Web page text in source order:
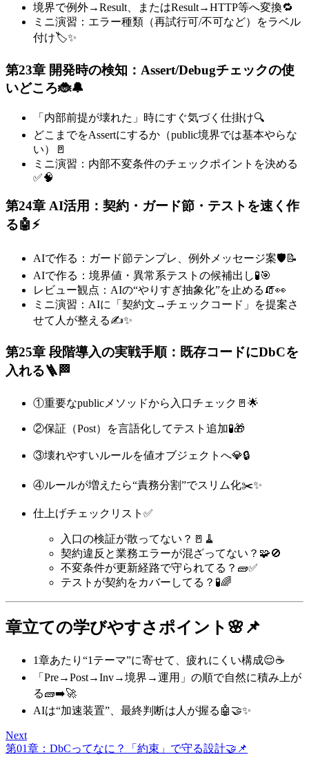
境界で例外→Result、またはResult→HTTP等へ変換🔁
ミニ演習：エラー種類（再試行可/不可など）をラベル
付け🏷️✨
第23章 開発時の検知：Assert/Debugチェックの使
いどころ🐞🔔
「内部前提が壊れた」時にすぐ気づく仕掛け🔍
どこまでをAssertにするか（public境界では基本やらな
い）🚪
ミニ演習：内部不変条件のチェックポイントを決める
✅🧠
第24章 AI活用：契約・ガード節・テストを速く作
る🤖⚡️
AIで作る：ガード節テンプレ、例外メッセージ案🛡️📝
AIで作る：境界値・異常系テストの候補出し🧪🎯
レビュー観点：AIの“やりすぎ抽象化”を止める🧯👀
ミニ演習：AIに「契約文→チェックコード」を提案さ
せて人が整える✍️✨
第25章 段階導入の実戦手順：既存コードにDbCを
入れる🪜🏁
①重要なpublicメソッドから入口チェック🚪🌟
②保証（Post）を言語化してテスト追加🧪🎁
③壊れやすいルールを値オブジェクトへ💎🔒
④ルールが増えたら“責務分割”でスリム化✂️✨
仕上げチェックリスト✅
入口の検証が散ってない？🚪🧹
契約違反と業務エラーが混ざってない？🧩🚫
不変条件が更新経路で守られてる？🧱✅
テストが契約をカバーしてる？🧪🌈
章立ての学びやすさポイント🌸📌
1章あたり“1テーマ”に寄せて、疲れにくい構成😌☕️
「Pre→Post→Inv→境界→運用」の順で自然に積み上が
る🧱➡️🚀
AIは“加速装置”、最終判断は人が握る🤖🤝✨
Next
第01章：DbCってなに？「約束」で守る設計🤝📌